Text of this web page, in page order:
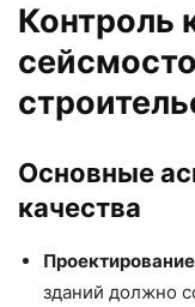
Контроль
Основные
качества
зданий должно